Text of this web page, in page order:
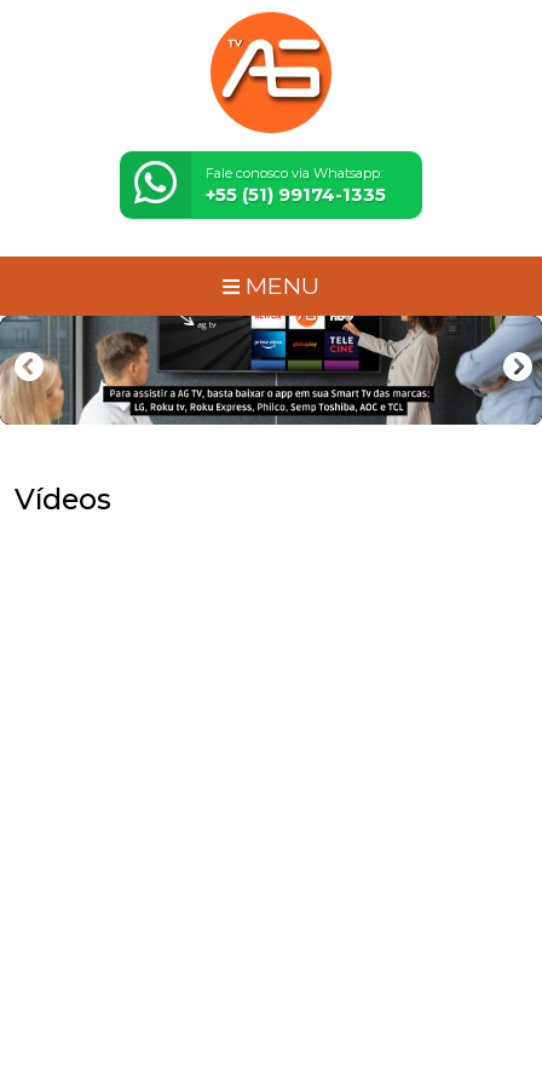
Fale conosco via Whatsapp:
+55 (51) 99174-1335
MENU
Vídeos